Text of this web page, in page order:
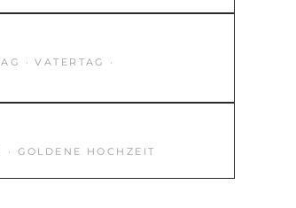
· VATERTAG ·
GOLDENE HOCHZEIT